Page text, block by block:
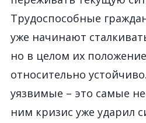
Трудоспособные
уже начинают
но в целом их
относительно устойчиво.
уязвимые – это самые
ним кризис уже ударил